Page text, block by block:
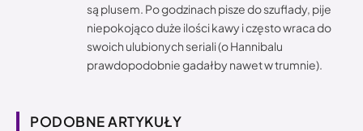
są plusem. Po godzinach pisze do szuflady, pije
niepokojąco duże ilości kawy i często wraca do
swoich ulubionych seriali (o Hannibalu
prawdopodobnie gadałby nawet w trumnie).
PODOBNE ARTYKUŁY